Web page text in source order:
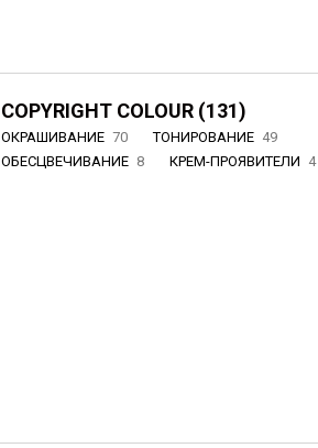
COPYRIGHT COLOUR (131)
ОКРАШИВАНИЕ 70 ТОНИРОВАНИЕ 49
ОБЕСЦВЕЧИВАНИЕ 8 КРЕМ-ПРОЯВИТЕЛИ 4